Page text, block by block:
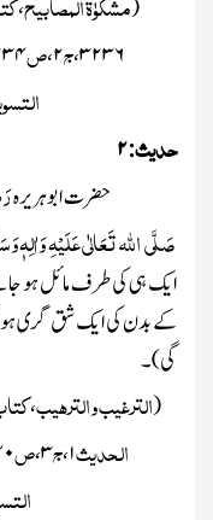
(
،
۳۲۳۶،ج۲،ص
حدیث:۲
حضرت ابوہریرہ
صَلَّی اللہ تَعَالٰی عَلَیْہِ وَاٰلِہٖ
ایک ہی کی طرف مائل ہو
کے بدن کی ایک شق گری
گی)۔
(الترغیب والترہیب،
الحدیث۱،ج۳،ص